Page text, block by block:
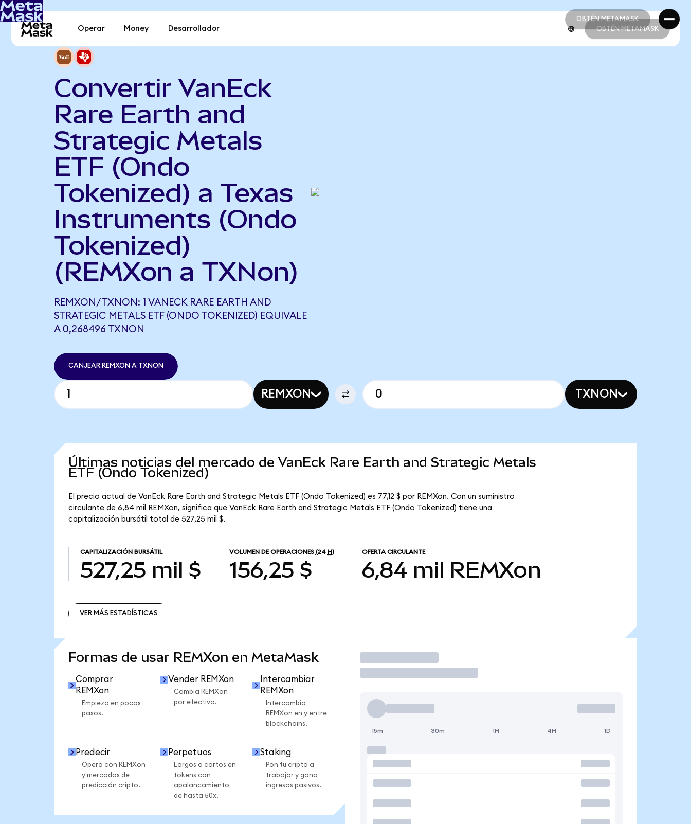
OBTÉN METAMASK
OBTÉN METAMASK
Operar Money Desarrollador OBTÉN METAMASK
Convertir VanEck
Rare Earth and
Strategic Metals
ETF (Ondo
Tokenized) a Texas
Instruments (Ondo
Tokenized)
(REMXon a TXNon)
REMXON/TXNON: 1 VANECK RARE EARTH AND
STRATEGIC METALS ETF (ONDO TOKENIZED) EQUIVALE
A 0,268496 TXNON
CANJEAR REMXON A TXNON
REMXON TXNON
Últimas noticias del mercado de VanEck Rare Earth and Strategic Metals
ETF (Ondo Tokenized)
El precio actual de VanEck Rare Earth and Strategic Metals ETF (Ondo Tokenized) es 77,12 $ por REMXon. Con un suministro
circulante de 6,84 mil REMXon, significa que VanEck Rare Earth and Strategic Metals ETF (Ondo Tokenized) tiene una
capitalización bursátil total de 527,25 mil $.
CAPITALIZACIÓN BURSÁTIL
527,25 mil $
VOLUMEN DE OPERACIONES (24 H)
156,25 $
OFERTA CIRCULANTE
6,84 mil REMXon
VER MÁS ESTADÍSTICAS
Formas de usar REMXon en MetaMask
Comprar
REMXon
Empieza en pocos
pasos.
Vender REMXon
Cambia REMXon
por efectivo.
Intercambiar
REMXon
Intercambia
REMXon en y entre
blockchains.
Predecir
Opera con REMXon
y mercados de
predicción cripto.
Perpetuos
Largos o cortos en
tokens con
apalancamiento
de hasta 50x.
Staking
Pon tu cripto a
trabajar y gana
ingresos pasivos.
Operar
15m 30m 1H 4H 1D